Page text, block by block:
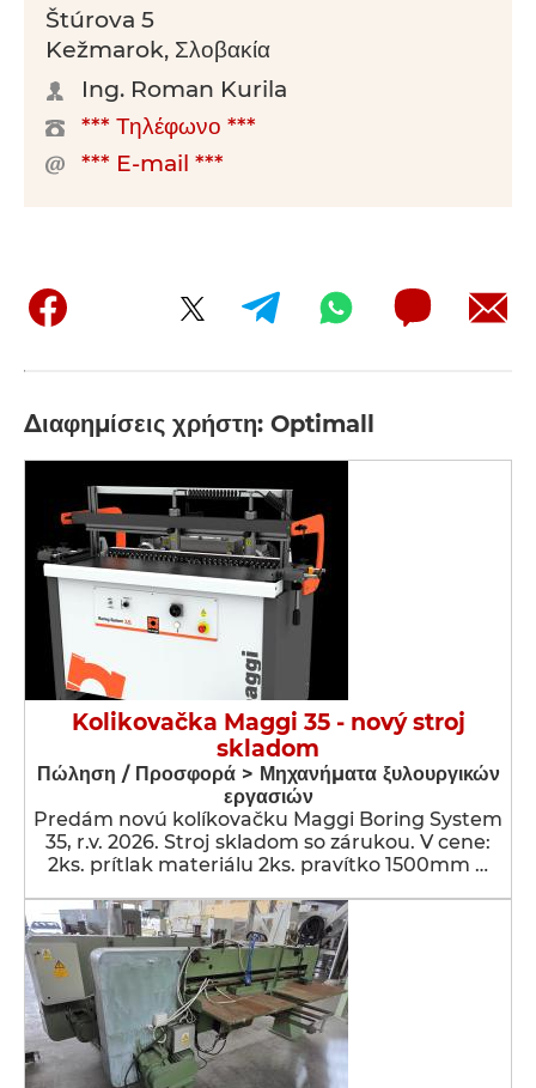
Štúrova 5
Kežmarok, Σλοβακία
Ing. Roman Kurila
*** Τηλέφωνο ***
*** E-mail ***
Διαφημίσεις χρήστη: Optimall
Kolikovačka Maggi 35 - nový stroj
skladom
Πώληση / Προσφορά > Μηχανήματα ξυλουργικών
εργασιών
Predám novú kolíkovačku Maggi Boring System
35, r.v. 2026. Stroj skladom so zárukou. V cene:
2ks. prítlak materiálu 2ks. pravítko 1500mm …